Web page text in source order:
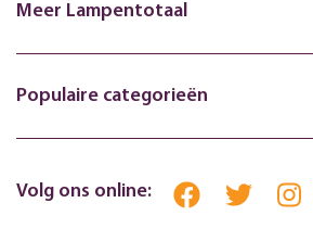
Meer Lampentotaal
Populaire categorieën
Volg ons online: